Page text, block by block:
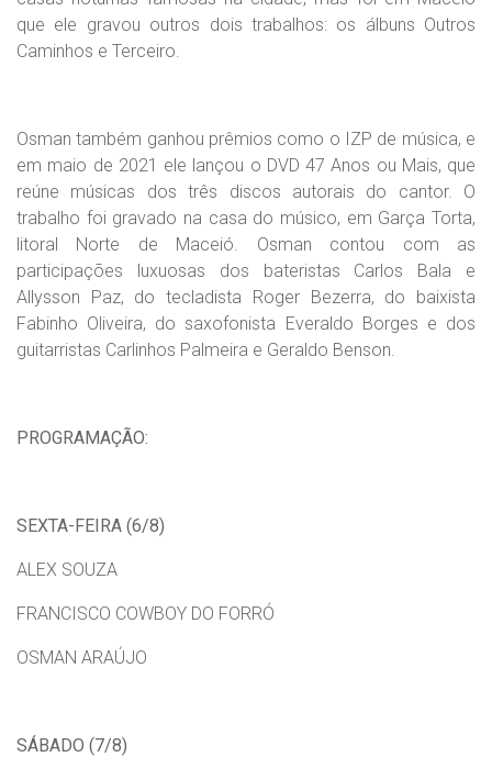
que ele gravou outros dois trabalhos: os álbuns Outros
Caminhos e Terceiro.
Osman também ganhou prêmios como o IZP de música, e
em maio de 2021 ele lançou o DVD 47 Anos ou Mais, que
reúne músicas dos três discos autorais do cantor. O
trabalho foi gravado na casa do músico, em Garça Torta,
litoral Norte de Maceió. Osman contou com as
participações luxuosas dos bateristas Carlos Bala e
Allysson Paz, do tecladista Roger Bezerra, do baixista
Fabinho Oliveira, do saxofonista Everaldo Borges e dos
guitarristas Carlinhos Palmeira e Geraldo Benson.
PROGRAMAÇÃO:
SEXTA-FEIRA (6/8)
ALEX SOUZA
FRANCISCO COWBOY DO FORRÓ
OSMAN ARAÚJO
SÁBADO (7/8)